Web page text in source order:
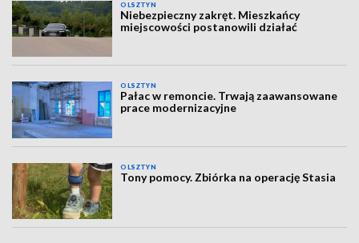
OLSZTYN
Niebezpieczny zakręt. Mieszkańcy
miejscowości postanowili działać
OLSZTYN
Pałac w remoncie. Trwają zaawansowane
prace modernizacyjne
OLSZTYN
Tony pomocy. Zbiórka na operację Stasia